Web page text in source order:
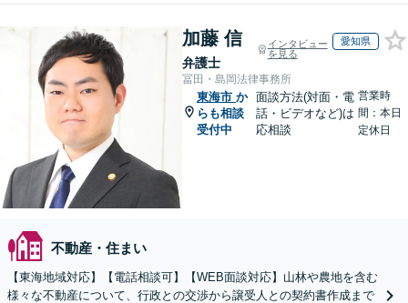
加藤 信
弁護士
インタビュー
を見る
愛知県
冨田・島岡法律事務所
東海市 か
らも相談
受付中
面談方法(対面・電
話・ビデオなど)は
応相談
営業時
間：本日
定休日
不動産・住まい
【東海地域対応】【電話相談可】【WEB面談対応】山林や農地を含む
様々な不動産について、行政との交渉から譲受人との契約書作成まで